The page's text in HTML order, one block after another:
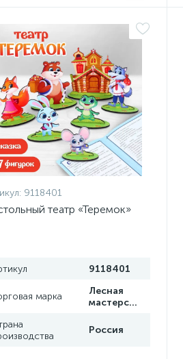
9118401
театр «Теремок»
9118401
марка
Лесная
мастерская
Россия